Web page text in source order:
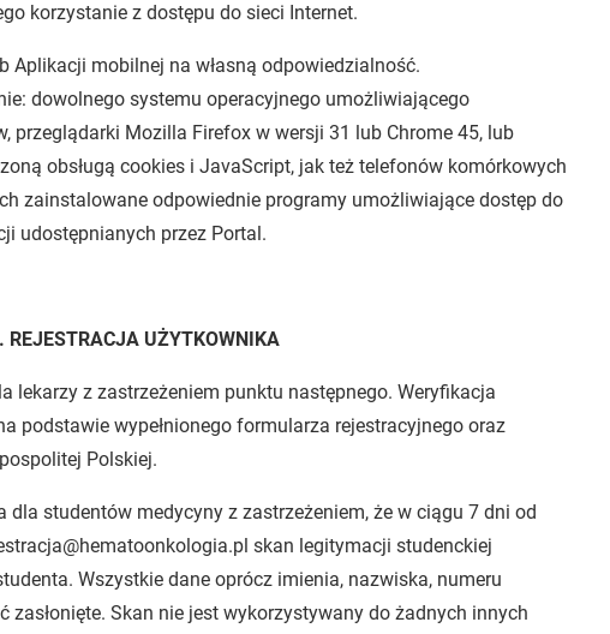
korzystanie z dostępu do sieci Internet.
Aplikacji mobilnej na własną odpowiedzialność.
dowolnego systemu operacyjnego umożliwiającego
przeglądarki Mozilla Firefox w wersji 31 lub Chrome 45, lub
obsługą cookies i JavaScript, jak też telefonów komórkowych
zainstalowane odpowiednie programy umożliwiające dostęp do
udostępnianych przez Portal.
REJESTRACJA UŻYTKOWNIKA
lekarzy z zastrzeżeniem punktu następnego. Weryfikacja
podstawie wypełnionego formularza rejestracyjnego oraz
Polskiej.
dla studentów medycyny z zastrzeżeniem, że w ciągu 7 dni od
skan legitymacji studenckiej
Wszystkie dane oprócz imienia, nazwiska, numeru
zasłonięte. Skan nie jest wykorzystywany do żadnych innych